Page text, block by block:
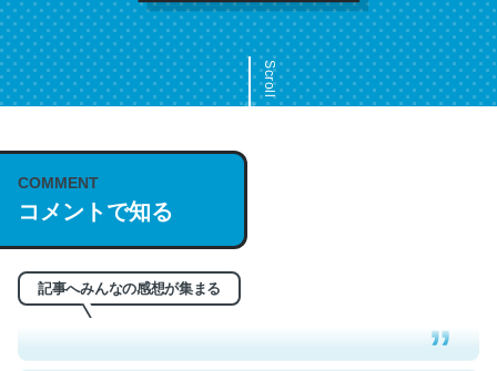
Scroll
COMMENT
コメントで知る
記事へみんなの感想が集まる
これは名文。彼はとてもクレバーなんだろうなと凄く思
う。英語少しでも読める人は原文もお勧め。自分はこの流
れ好き。Let’s Fucking Go. Then Covid hit. Shit.
─今のこの状況が信じられるかい？ by ラーズ・ヌートバー